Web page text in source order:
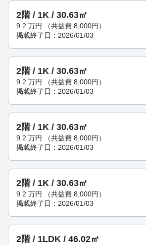
2階 / 1K / 30.63㎡
9.2 万円 （共益費 8,000円）
掲載終了日：2026/01/03
2階 / 1K / 30.63㎡
9.2 万円 （共益費 8,000円）
掲載終了日：2026/01/03
2階 / 1K / 30.63㎡
9.2 万円 （共益費 8,000円）
掲載終了日：2026/01/03
2階 / 1K / 30.63㎡
9.2 万円 （共益費 8,000円）
掲載終了日：2026/01/03
2階 / 1LDK / 46.02㎡